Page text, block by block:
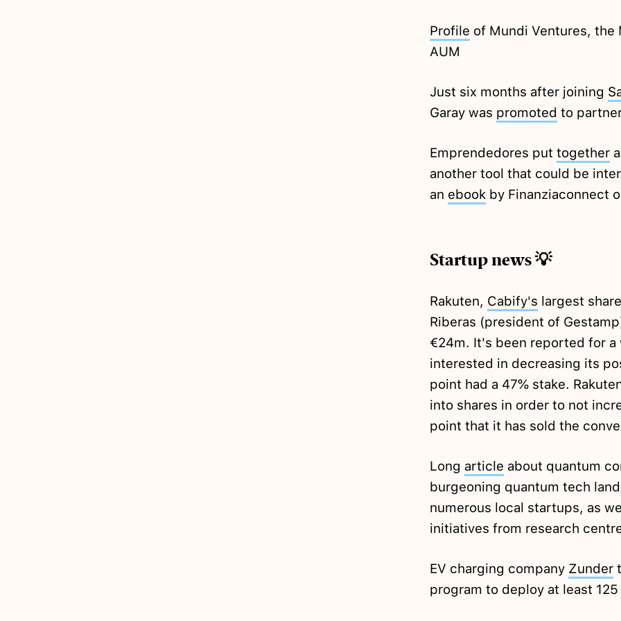
Profile of Mundi Ventures,
AUM
Just six months after joining
Garay was promoted to
Emprendedores put togethera
another tool that could be
an ebookby Finanziaconnect
Startup news 💡
Rakuten, Cabify's largest
Riberas (president of
€24m. It's been reported for a
interested in decreasing its
point had a 47% stake.
into shares in order to not
point that it has sold the
Long article about quantum
burgeoning quantum tech
numerous local startups, as
initiatives from research
EV charging company Zunder
program to deploy at least